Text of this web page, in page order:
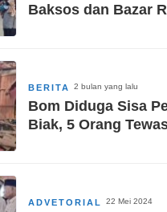
Baksos dan Bazar
BERITA 2 bulan yang lalu
Bom Diduga Sisa
Biak, 5 Orang
ADVETORIAL 22 Mei 2024